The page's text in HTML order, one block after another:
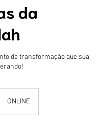
da
da transformação que sua
ONLINE